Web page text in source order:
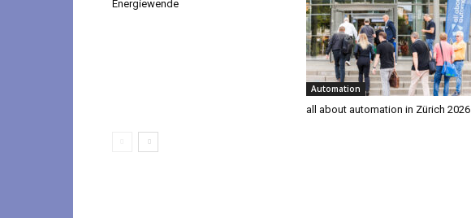
Energiewende
Automation
all about automation in Zürich 2026